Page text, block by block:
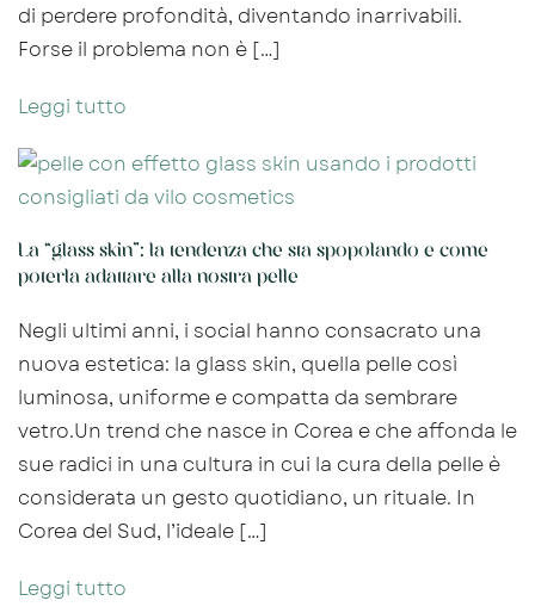
di perdere profondità, diventando inarrivabili.
Forse il problema non è […]
Leggi tutto
La “glass skin”: la tendenza che sta spopolando e come
poterla adattare alla nostra pelle
Negli ultimi anni, i social hanno consacrato una
nuova estetica: la glass skin, quella pelle così
luminosa, uniforme e compatta da sembrare
vetro.Un trend che nasce in Corea e che affonda le
sue radici in una cultura in cui la cura della pelle è
considerata un gesto quotidiano, un rituale. In
Corea del Sud, l’ideale […]
Leggi tutto